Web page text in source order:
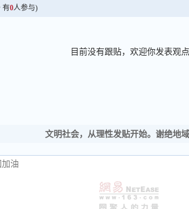
有0人参与)
目前没有跟贴，欢迎你发表观点
文明社会，从理性发贴开始。谢绝地